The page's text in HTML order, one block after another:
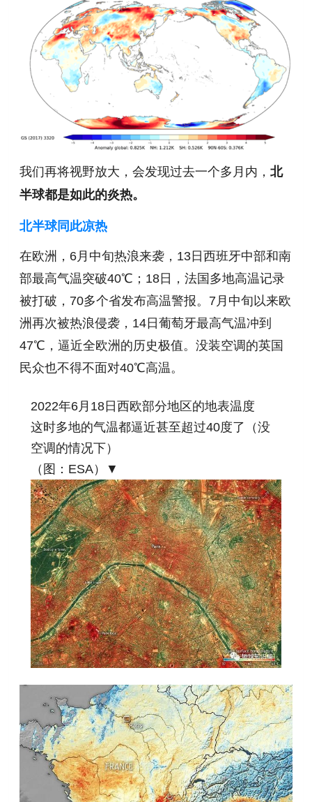
我们再将视野放大，会发现过去一个多月内，北
半球都是如此的炎热。
北半球同此凉热
在欧洲，6月中旬热浪来袭，13日西班牙中部和南
部最高气温突破40℃； 18日，法国多地高温记录
被打破，70多个省发布高温警报。 7月中旬以来欧
洲再次被热浪侵袭，14日葡萄牙最高气温冲到
47℃，逼近全欧洲的历史极值。没装空调的英国
民众也不得不面对40℃高温。
2022年6月18日西欧部分地区的地表温度
这时多地的气温都逼近甚至超过40度了（没
空调的情况下）
（图：ESA）▼